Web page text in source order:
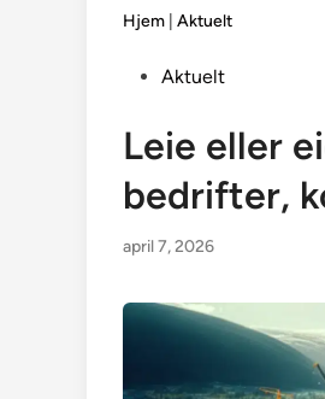
Hjem Aktuelt
PostedAktuelt
Leie eller
bedrifter,
april 7, 2026